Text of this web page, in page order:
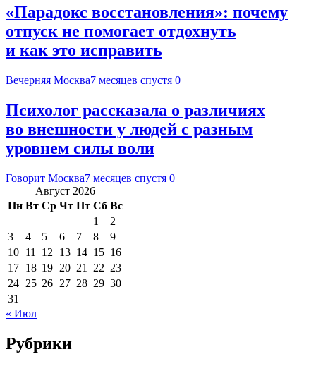
«Парадокс восстановления»: почему
отпуск не помогает отдохнуть
и как это исправить
Вечерняя Москва7 месяцев спустя 0
Психолог рассказала о различиях
во внешности у людей с разным
уровнем силы воли
Говорит Москва7 месяцев спустя 0
Август 2026
Пн Вт Ср Чт Пт Сб Вс
1
2
3
4 5 6 7 8
9
10 11 12 13 14 15 16
17 18 19 20 21 22 23
24 25 26 27 28 29 30
31
« Июл
Рубрики